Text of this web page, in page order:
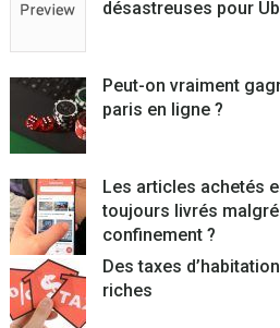
désastreuses pour
Peut-on vraiment
paris en ligne ?
Les articles achetés
toujours livrés
confinement ?
Des taxes
riches